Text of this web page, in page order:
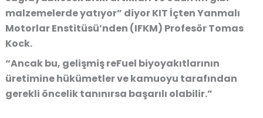
malzemelerde yatıyor” diyor KIT İçten Yanmalı
Motorlar Enstitüsü’nden (IFKM) Profesör Tomas
Kock.
“Ancak bu, gelişmiş reFuel biyoyakıtlarının
üretimine hükümetler ve kamuoyu tarafından
gerekli öncelik tanınırsa başarılı olabilir.”